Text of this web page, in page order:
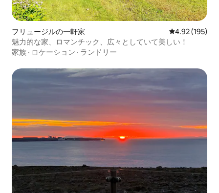
フリュージルの一軒家 レビュー195
4.92 (195)
魅力的な家、ロマンチック、広々としていて美しい！
家族 · ロケーション · ランドリー